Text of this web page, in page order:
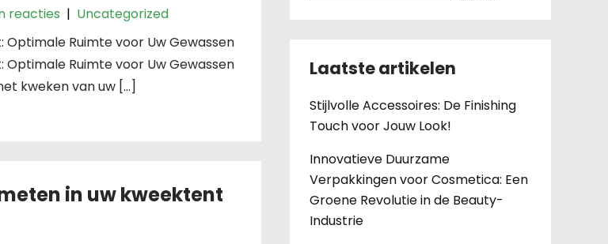
reacties | Uncategorized
Ruimte voor Uw Gewassen
Ruimte voor Uw Gewassen
kweken van uw […]
in uw kweektent
Laatste artikelen
Stijlvolle Accessoires: De Finishing
Touch voor Jouw Look!
Innovatieve Duurzame
Verpakkingen voor Cosmetica: Een
Groene Revolutie in de Beauty-
Industrie